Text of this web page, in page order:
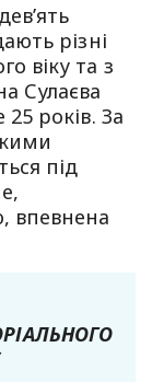
різні
віку та з
Сулаєва
років. За
під
впевнена